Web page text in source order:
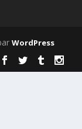
WordPress